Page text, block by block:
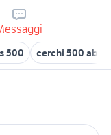
500 cerchi 500